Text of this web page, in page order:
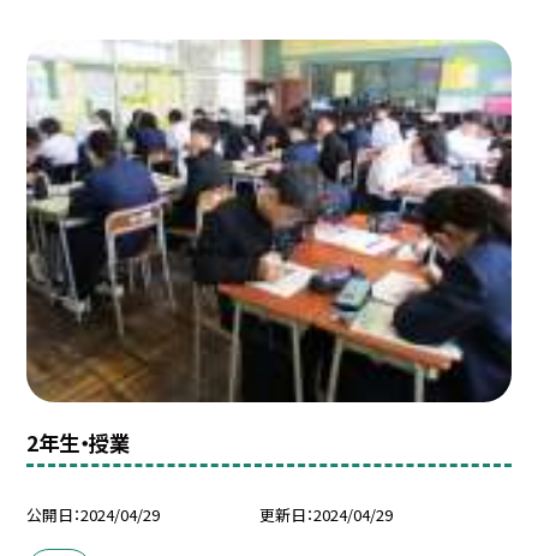
2年生・授業
公開日 2024/04/29 更新日 2024/04/29